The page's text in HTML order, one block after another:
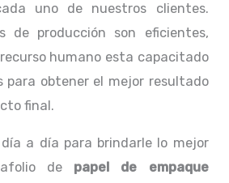
uno de nuestros clientes.
de producción son eficientes,
humano esta capacitado
para obtener el mejor resultado
final.
a día para brindarle lo mejor
de papel de empaque